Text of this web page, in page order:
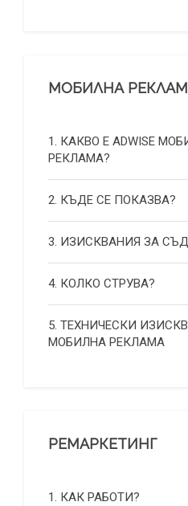
МОБИЛНА
1. КАКВО Е ADWISE
РЕКЛАМА?
2. КЪДЕ СЕ ПОКАЗВА?
3. ИЗИСКВАНИЯ ЗА
4. КОЛКО СТРУВА?
5. ТЕХНИЧЕСКИ
МОБИЛНА РЕКЛАМА
РЕМАРКЕТИНГ
1. КАК РАБОТИ?